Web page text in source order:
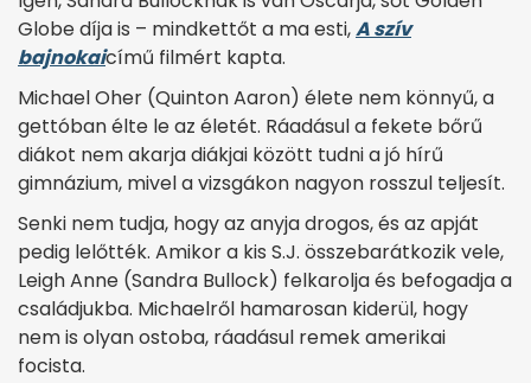
Globe díja is – mindkettőt a ma esti,A szív
bajnokaicímű filmért kapta.
Michael Oher (Quinton Aaron) élete nem könnyű, a
gettóban élte le az életét. Ráadásul a fekete bőrű
diákot nem akarja diákjai között tudni a jó hírű
gimnázium, mivel a vizsgákon nagyon rosszul teljesít.
Senki nem tudja, hogy az anyja drogos, és az apját
pedig lelőtték. Amikor a kis S.J. összebarátkozik vele,
Leigh Anne (Sandra Bullock) felkarolja és befogadja a
családjukba. Michaelről hamarosan kiderül, hogy
nem is olyan ostoba, ráadásul remek amerikai
focista.